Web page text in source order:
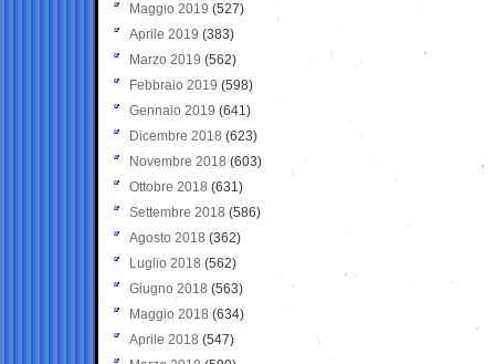
Maggio 2019 (527)
Aprile 2019 (383)
Marzo 2019 (562)
Febbraio 2019 (598)
Gennaio 2019 (641)
Dicembre 2018 (623)
Novembre 2018 (603)
Ottobre 2018 (631)
Settembre 2018 (586)
Agosto 2018 (362)
Luglio 2018 (562)
Giugno 2018 (563)
Maggio 2018 (634)
Aprile 2018 (547)